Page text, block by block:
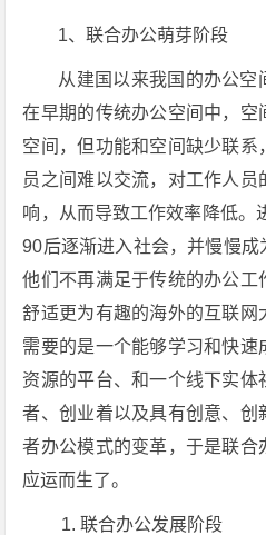
1、联合办公萌芽阶段
从建国以来我国的办公空
在早期的传统办公空间中，空
空间，但功能和空间缺少联系
员之间难以交流，对工作人
响，从而导致工作效率降低。
90后逐渐进入社会，并慢慢成
他们不再满足于传统的办公工
舒适更为有趣的海外的互联网
需要的是一个能够学习和快
资源的平台、和一个线下实体
者、创业着以及具有创意、创
者办公模式的变革，于是联
应运而生了。
联合办公发展阶段